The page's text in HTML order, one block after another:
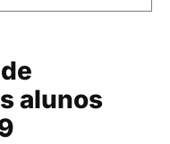
alunos